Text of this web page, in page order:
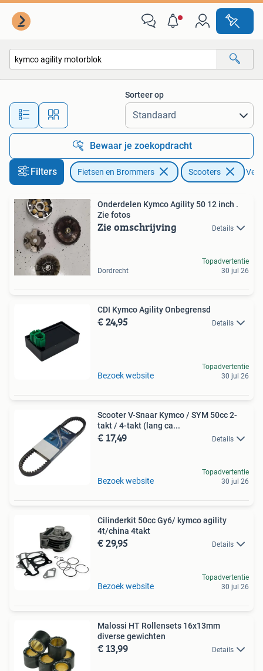
Alle afstanden…
Sorteer op
Bewaar je zoekopdracht
Filters Fietsen en Brommers Scooters
Onderdelen Kymco Agility 50 12 inch .
Zie fotos
Zie omschrijving Details
Dordrecht
Topadvertentie
30 jul 26
CDI Kymco Agility Onbegrensd
€ 24,95 Details
Bezoek website
Topadvertentie
30 jul 26
Scooter V-Snaar Kymco / SYM 50cc 2-
takt / 4-takt (lang ca...
€ 17,49 Details
Bezoek website
Topadvertentie
30 jul 26
Cilinderkit 50cc Gy6/ kymco agility
4t/china 4takt
€ 29,95 Details
Bezoek website
Topadvertentie
30 jul 26
Malossi HT Rollensets 16x13mm
diverse gewichten
€ 13,99 Details